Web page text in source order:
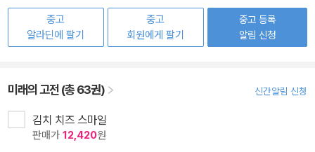
중고
알라딘에 팔기
중고
회원에게 팔기
중고 등록
알림 신청
미래의 고전 (총 63권) 신간알림 신청
김치 치즈 스마일
판매가 12,420원